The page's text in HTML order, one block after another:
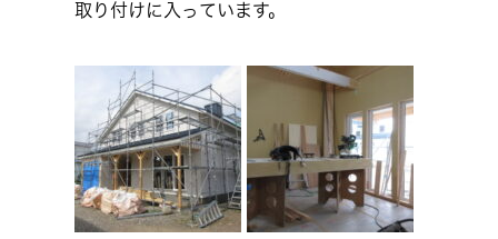
取り付けに入っています。